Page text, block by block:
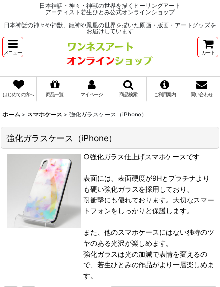
日本神話・神々・神獣の世界を描くヒーリングアート
アーティスト若生ひとみ公式オンラインショップ
日本神話の神々や神獣、龍神や鳳凰の世界を描いた原画・版画・アートグッズを
お届けしています
メニュー カート
はじめての方へ 商品一覧 マイページ 商品検索 ご利用案内 問い合わせ
ホーム > スマホケース > 強化ガラスケース（iPhone）
強化ガラスケース（iPhone）
○強化ガラス仕上げスマホケースです
表面には、表面硬度が9Hとプラチナより
も硬い強化ガラスを採用しており、
耐衝撃にも優れております。大切なスマー
トフォンをしっかりと保護します。
また、他のスマホケースにはない独特のツ
ヤのある光沢が楽しめます。
強化ガラスは光の加減で表情を変えるの
で、若生ひとみの作品がより一層楽しめま
す。